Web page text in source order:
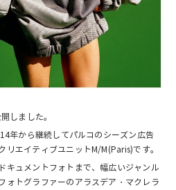
しました。
年から継続してパルコのシーズン広告
リエイティブユニットM/M(Paris)です。
キュメントフォトまで、幅広いジャンル
ォトグラファーのアラスデア・マクレラ